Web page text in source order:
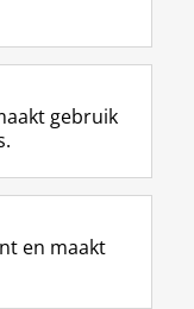
R
S
-
f
e
R
I
n
t
r
m
Y
o
T
e
k
gebruik
en maakt